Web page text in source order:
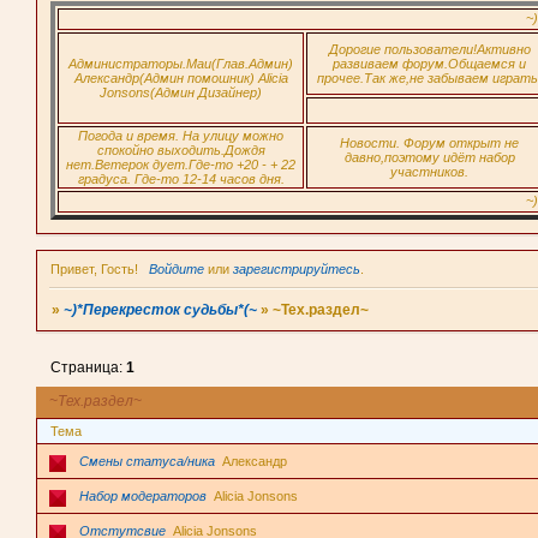
Администраторы.Маи(Глав.Админ)
Александр(Админ помошник) Alicia
Jonsons(Админ Дизайнер)
Дорогие пользователи!Активно
развиваем форум.Общаемся и
прочее.Так же,не забываем
Погода и время. На улицу можно
спокойно выходить.Дождя
нет.Ветерок дует.Где-то +20 - + 22
градуса. Где-то 12-14 часов дня.
Новости. Форум открыт не
давно,поэтому идёт набор
участников.
Привет, Гость! Войдитеили зарегистрируйтесь
»~)*Перекресток судьбы*(~ »~Тех.раздел~
~Тех.раздел~
Страница:1
Тема
Смены статуса/ника Александр
Набор модераторов Alicia Jonsons
Отстутсвие Alicia Jonsons